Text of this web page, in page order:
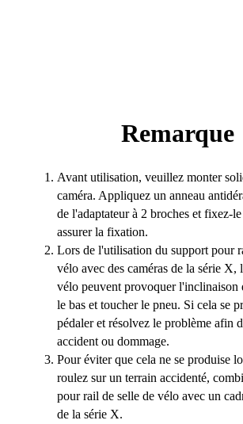
Remarque
Avant utilisation, veuillez monter
caméra. Appliquez un anneau
de l'adaptateur à 2 broches et fixez-
assurer la fixation.
Lors de l'utilisation du support pour
vélo avec des caméras de la série X,
vélo peuvent provoquer l'inclinaison
le bas et toucher le pneu. Si cela se
pédaler et résolvez le problème afin
accident ou dommage.
Pour éviter que cela ne se produise
roulez sur un terrain accidenté,
pour rail de selle de vélo avec un
de la série X.